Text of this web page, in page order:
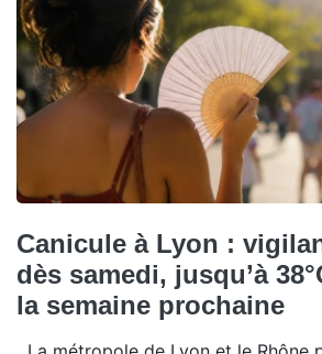
Canicule à Lyon :
dès samedi, jusqu’à
la semaine prochaine